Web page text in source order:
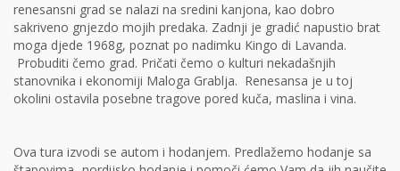
renesansni grad se nalazi na sredini kanjona, kao dobro
sakriveno gnjezdo mojih predaka. Zadnji je gradić napustio brat
moga djede 1968g, poznat po nadimku Kingo di Lavanda.
Probuditi čemo grad. Pričati čemo o kulturi nekadašnjih
stanovnika i ekonomiji Maloga Grablja. Renesansa je u toj
okolini ostavila posebne tragove pored kuča, maslina i vina.
Ova tura izvodi se autom i hodanjem. Predlažemo hodanje sa